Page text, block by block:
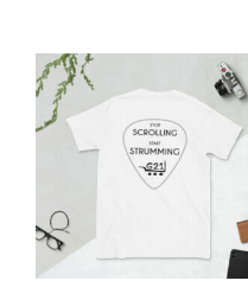
producto
tiene
múltiples
variantes.
Las